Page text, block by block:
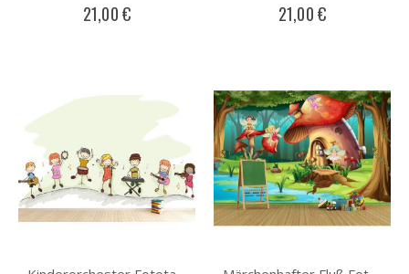
21,00 € 21,00 €